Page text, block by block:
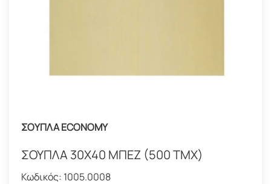
ΣΟΥΠΛΑ ECONOMY
ΣΟΥΠΛΑ 30Χ40 ΜΠΕΖ (500 ΤΜΧ)
Κωδικός: 1005.0008